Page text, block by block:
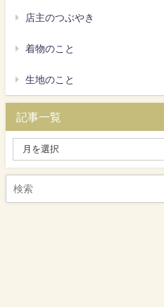
店主のつぶやき
着物のこと
生地のこと
記事一覧